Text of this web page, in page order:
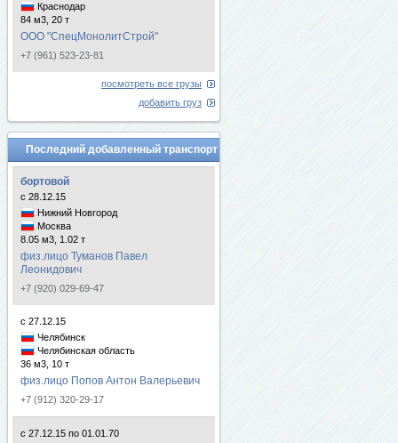
Краснодар
84 м3, 20 т
ООО "СпецМонолитСтрой"
+7 (961) 523-23-81
посмотреть все грузы
добавить груз
Последний добавленный транспорт
бортовой
с 28.12.15
Нижний Новгород
Москва
8.05 м3, 1.02 т
физ.лицо Туманов Павел
Леонидович
+7 (920) 029-69-47
с 27.12.15
Челябинск
Челябинская область
36 м3, 10 т
физ.лицо Попов Антон Валерьевич
+7 (912) 320-29-17
с 27.12.15 по 01.01.70